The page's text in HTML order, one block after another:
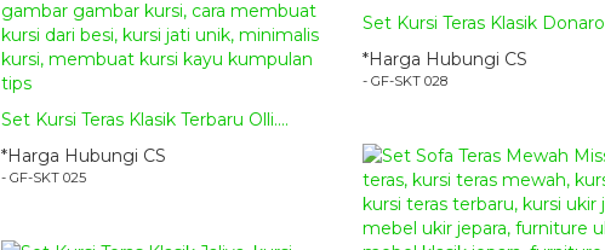
Set Kursi Teras Klasik Donaro
*Harga Hubungi CS
- GF-SKT 028
Set Kursi Teras Klasik Terbaru Olli....
*Harga Hubungi CS
- GF-SKT 025